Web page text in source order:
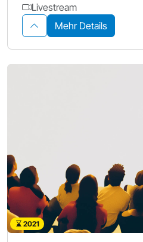
Livestream
Mehr Details
2021